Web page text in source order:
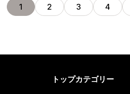
1 2 3 4
トップカテゴリー